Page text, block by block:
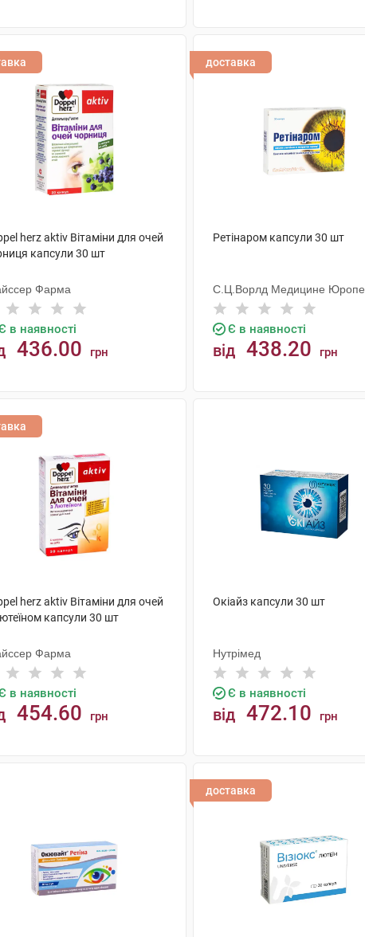
herz aktiv Вітаміни для очей
капсули 30 шт
Фарма
в наявності
436.00 грн
доставка
Ретінаром капсули 30 шт
С.Ц.Ворлд Медицине Юропе
С.Р.Л.
Є в наявності
від 438.20 грн
herz aktiv Вітаміни для очей
капсули 30 шт
Фарма
в наявності
454.60 грн
Окіайз капсули 30 шт
Нутрімед
Є в наявності
від 472.10 грн
доставка